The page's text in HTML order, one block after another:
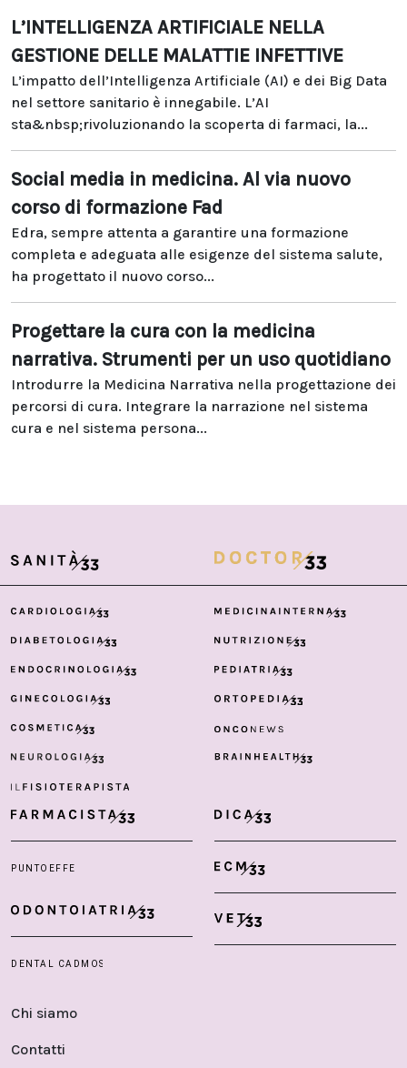
L’INTELLIGENZA ARTIFICIALE NELLA
GESTIONE DELLE MALATTIE INFETTIVE
L’impatto dell’Intelligenza Artificiale (AI) e dei Big Data
nel settore sanitario è innegabile. L’AI
sta&nbsp;rivoluzionando la scoperta di farmaci, la...
Social media in medicina. Al via nuovo
corso di formazione Fad
Edra, sempre attenta a garantire una formazione
completa e adeguata alle esigenze del sistema salute,
ha progettato il nuovo corso...
Progettare la cura con la medicina
narrativa. Strumenti per un uso quotidiano
Introdurre la Medicina Narrativa nella progettazione dei
percorsi di cura. Integrare la narrazione nel sistema
cura e nel sistema persona...
Chi siamo
Contatti